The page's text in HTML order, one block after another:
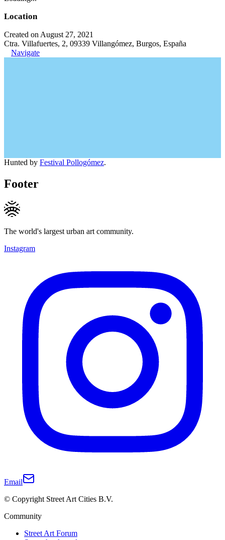
Location
Created on August 27, 2021
Ctra. Villafuertes, 2, 09339 Villangómez, Burgos, España
Navigate
Hunted by Festival Pollogómez.
Footer
The world's largest urban art community.
Instagram
Email
© Copyright Street Art Cities B.V.
Community
Street Art Forum